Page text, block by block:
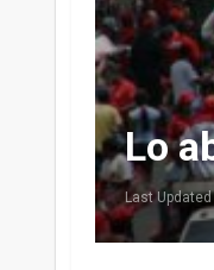
Lo
Last Updated